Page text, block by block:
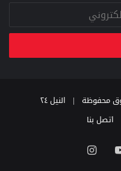
النيل ٢٤
اتصل بنا
يوتيوب